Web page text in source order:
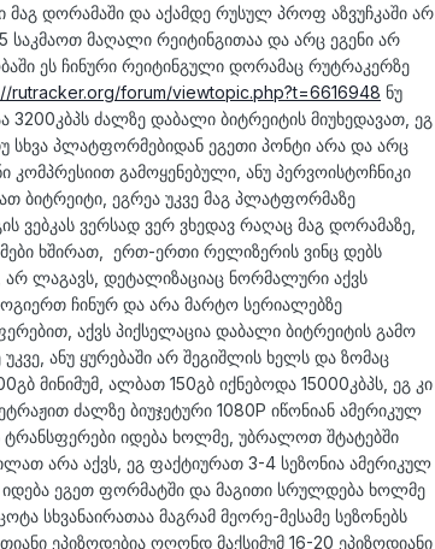
მაგ დორამაში და აქამდე რუსულ პროფ აზვუჩკაში არ
მაღალი რეიტინგითაა და არც ეგენი არ
ეს ჩინური რეიტინგული დორამაც რუტრაკერზე
rutracker.org/forum/viewtopic.php?t=6616948 ნუ
3200კბპს ძალზე დაბალი ბიტრეიტის მიუხედავათ, ეგ
სხვა პლატფორმებიდან ეგეთი პონტი არა და არც
კომპრესიით გამოყენებული, ანუ პერვოისტოჩნიკი
ბიტრეიტი, ეგრეა უკვე მაგ პლატფორმაზე
ვებკას ვერსად ვერ ვხედავ რაღაც მაგ დორამაზე,
ხშირათ, ერთ-ერთი რელიზერის ვინც დებს
ლაგავს, დეტალიზაციაც ნორმალური აქვს
ჩინურ და არა მარტო სერიალებზე
აქვს პიქსელაცია დაბალი ბიტრეიტის გამო
ანუ ყურებაში არ შეგიშლის ხელს და ზომაც
მინიმუმ, ალბათ 150გბ იქნებოდა 15000კბპს, ეგ კი
ძალზე ბიუჯეტური 1080P იწონიან ამერიკულ
ტრანსფერები იდება ხოლმე, უბრალოთ შტატებში
არა აქვს, ეგ ფაქტიურათ 3-4 სეზონია ამერიკულ
ეგეთ ფორმატში და მაგითი სრულდება ხოლმე
სხვანაირათაა მაგრამ მეორე-მესამე სეზონებს
ეპიზოდებია ოღონდ მაქსიმუმ 16-20 ეპიზოდიანი